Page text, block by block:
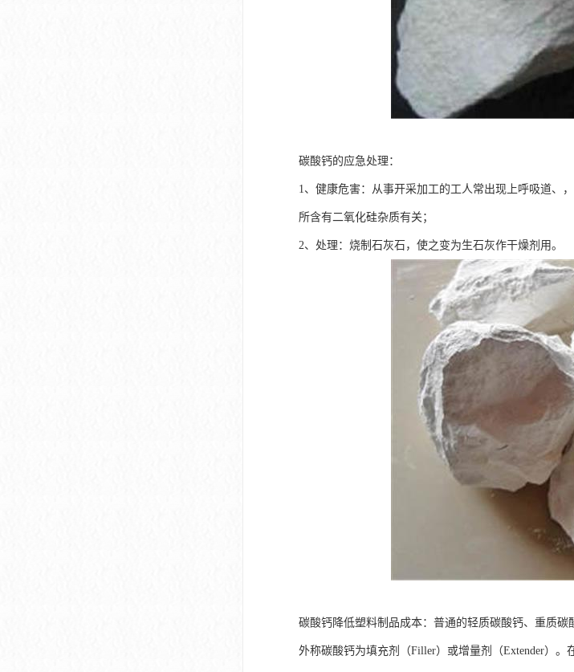
碳酸钙的应急处理：
1、健康危害：从事开采加工的工人常出现上呼吸道、
所含有二氧化硅杂质有关；
2、处理：烧制石灰石，使之变为生石灰作干燥剂用。
碳酸钙降低塑料制品成本：普通的轻质碳酸钙、重质
外称碳酸钙为填充剂（Filler）或增量剂（Extender）